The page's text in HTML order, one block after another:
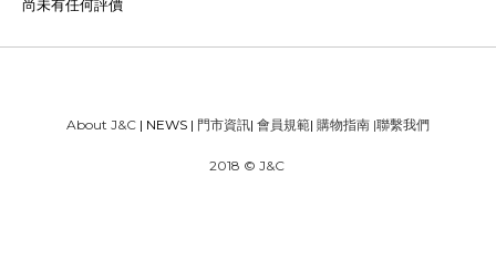
尚未有任何評價
About J&C | NEWS | 門市資訊| 會員規範| 購物指南 |聯繫我們
2018 © J&C